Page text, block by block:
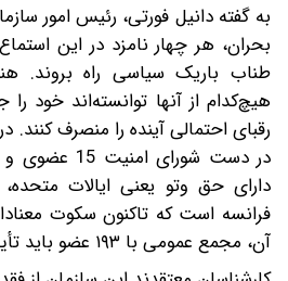
به گفته دانیل فورتی، رئیس امور
بحران، هر چهار نامزد در این
طناب باریک سیاسی راه بروند.
هیچ‌کدام از آنها توانسته‌اند خود را
رقبای احتمالی آینده را منصرف کنند.
در دست
دارای حق وتو یعنی ایالات متحده،
فرانسه است که تاکنون سکوت
آن، مجمع عمومی با ۱۹۳ عضو باید تأیید نهایی را صادر کند.